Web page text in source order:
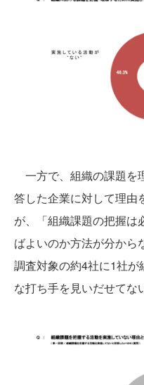
一方で、組織の課題を
答した企業に対して理由
が、「組織課題の把握は
ばよいのか方法が分から
調査対象の約4社に1社
な打ち手を見いだせてな